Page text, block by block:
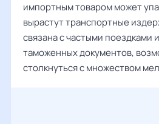
импортным товаром может
вырастут транспортные
связана с частыми
таможенных документов,
столкнуться с множеством